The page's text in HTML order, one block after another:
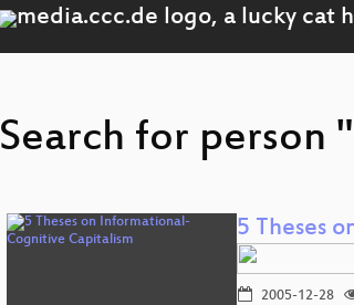
Search for person
5 Theses
2005-12-28